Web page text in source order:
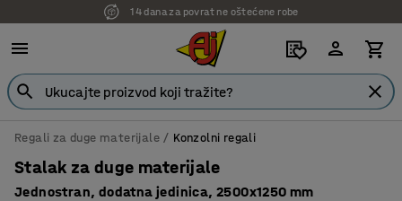
14 dana za povrat ne oštećene robe
Regali za duge materijale Konzolni regali
Stalak za duge materijale
Jednostran, dodatna jedinica, 2500x1250 mm